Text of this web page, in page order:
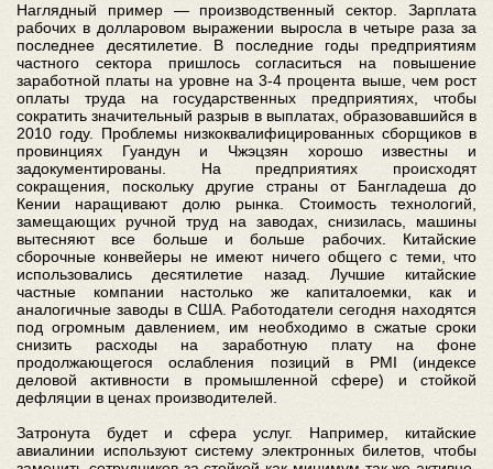
Наглядный пример — производственный сектор. Зарплата
рабочих в долларовом выражении выросла в четыре раза за
последнее десятилетие. В последние годы предприятиям
частного сектора пришлось согласиться на повышение
заработной платы на уровне на 3-4 процента выше, чем рост
оплаты труда на государственных предприятиях, чтобы
сократить значительный разрыв в выплатах, образовавшийся в
2010 году. Проблемы низкоквалифицированных сборщиков в
провинциях Гуандун и Чжэцзян хорошо известны и
задокументированы. На предприятиях происходят
сокращения, поскольку другие страны от Бангладеша до
Кении наращивают долю рынка. Стоимость технологий,
замещающих ручной труд на заводах, снизилась, машины
вытесняют все больше и больше рабочих. Китайские
сборочные конвейеры не имеют ничего общего с теми, что
использовались десятилетие назад. Лучшие китайские
частные компании настолько же капиталоемки, как и
аналогичные заводы в США. Работодатели сегодня находятся
под огромным давлением, им необходимо в сжатые сроки
снизить расходы на заработную плату на фоне
продолжающегося ослабления позиций в PMI (индексе
деловой активности в промышленной сфере) и стойкой
дефляции в ценах производителей.
Затронута будет и сфера услуг. Например, китайские
авиалинии используют систему электронных билетов, чтобы